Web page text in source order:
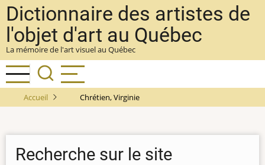
Aller
au
contenu
principal
Dictionnaire des artistes de
l'objet d'art au Québec
La mémoire de l'art visuel au Québec
Accueil Chrétien, Virginie
Recherche sur le site